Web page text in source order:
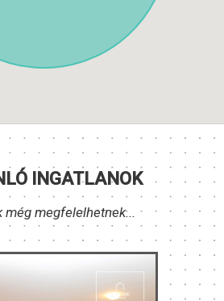
INGATLANOK
még megfelelhetnek...